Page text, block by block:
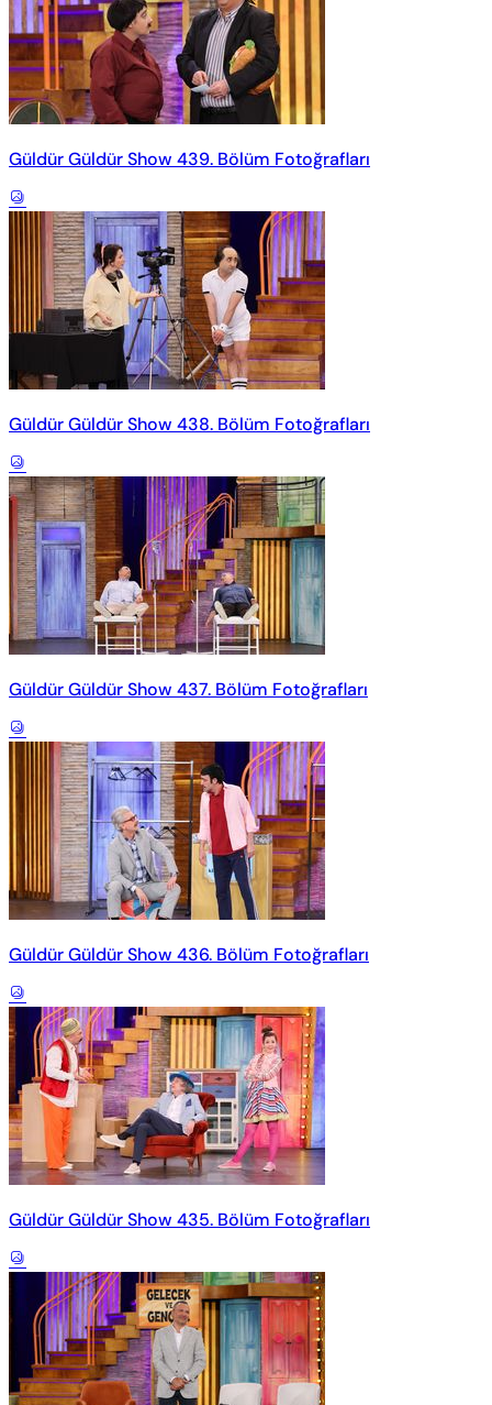
Güldür Güldür Show 439. Bölüm Fotoğrafları
Güldür Güldür Show 438. Bölüm Fotoğrafları
Güldür Güldür Show 437. Bölüm Fotoğrafları
Güldür Güldür Show 436. Bölüm Fotoğrafları
Güldür Güldür Show 435. Bölüm Fotoğrafları